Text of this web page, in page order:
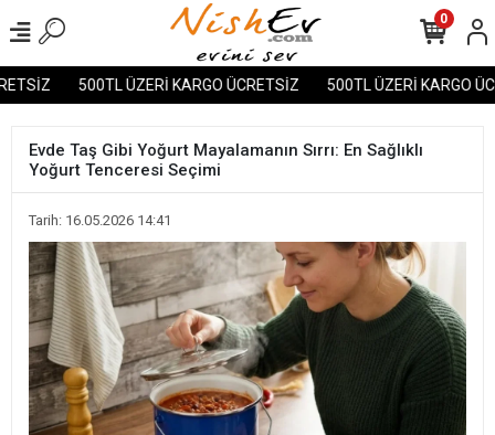
500TL ÜZERİ KARGO ÜCRETSİZ 500TL ÜZERİ KARGO
0
Evde Taş Gibi Yoğurt Mayalamanın Sırrı: En Sağlıklı
Yoğurt Tenceresi Seçimi
Tarih: 16.05.2026 14:41